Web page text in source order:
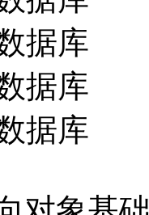
据库
据库
据库